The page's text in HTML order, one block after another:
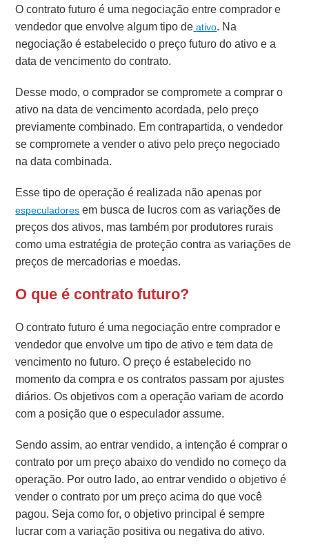
O contrato futuro é uma negociação entre comprador e
vendedor que envolve algum tipo de ativo. Na
negociação é estabelecido o preço futuro do ativo e a
data de vencimento do contrato.
Desse modo, o comprador se compromete a comprar o
ativo na data de vencimento acordada, pelo preço
previamente combinado. Em contrapartida, o vendedor
se compromete a vender o ativo pelo preço negociado
na data combinada.
Esse tipo de operação é realizada não apenas por
especuladores em busca de lucros com as variações de
preços dos ativos, mas também por produtores rurais
como uma estratégia de proteção contra as variações de
preços de mercadorias e moedas.
O que é contrato futuro?
O contrato futuro é uma negociação entre comprador e
vendedor que envolve um tipo de ativo e tem data de
vencimento no futuro. O preço é estabelecido no
momento da compra e os contratos passam por ajustes
diários. Os objetivos com a operação variam de acordo
com a posição que o especulador assume.
Sendo assim, ao entrar vendido, a intenção é comprar o
contrato por um preço abaixo do vendido no começo da
operação. Por outro lado, ao entrar vendido o objetivo é
vender o contrato por um preço acima do que você
pagou. Seja como for, o objetivo principal é sempre
lucrar com a variação positiva ou negativa do ativo.